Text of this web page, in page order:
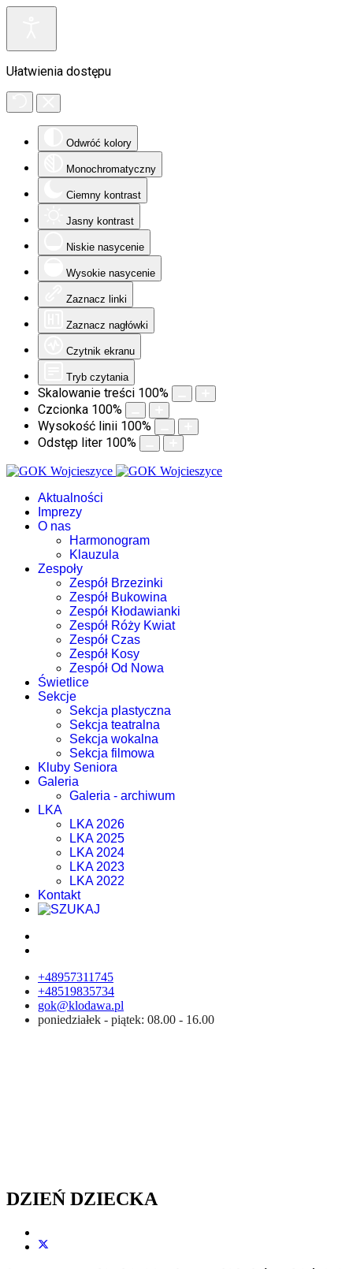
Ułatwienia dostępu
Odwróć kolory
Monochromatyczny
Ciemny kontrast
Jasny kontrast
Niskie nasycenie
Wysokie nasycenie
Zaznacz linki
Zaznacz nagłówki
Czytnik ekranu
Tryb czytania
Skalowanie treści 100%
Czcionka 100%
Wysokość linii 100%
Odstęp liter 100%
Aktualności
Imprezy
O nas
Harmonogram
Klauzula
Zespoły
Zespół Brzezinki
Zespół Bukowina
Zespół Kłodawianki
Zespół Róży Kwiat
Zespół Czas
Zespół Kosy
Zespół Od Nowa
Świetlice
Sekcje
Sekcja plastyczna
Sekcja teatralna
Sekcja wokalna
Sekcja filmowa
Kluby Seniora
Galeria
Galeria - archiwum
LKA
LKA 2026
LKA 2025
LKA 2024
LKA 2023
LKA 2022
Kontakt
+48957311745
+48519835734
gok@klodawa.pl
poniedziałek - piątek: 08.00 - 16.00
DZIEŃ DZIECKA